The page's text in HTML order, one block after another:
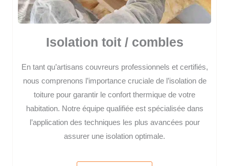
Isolation toit / combles
En tant qu’artisans couvreurs professionnels et certifiés,
nous comprenons l’importance cruciale de l’isolation de
toiture pour garantir le confort thermique de votre
habitation. Notre équipe qualifiée est spécialisée dans
l’application des techniques les plus avancées pour
assurer une isolation optimale.